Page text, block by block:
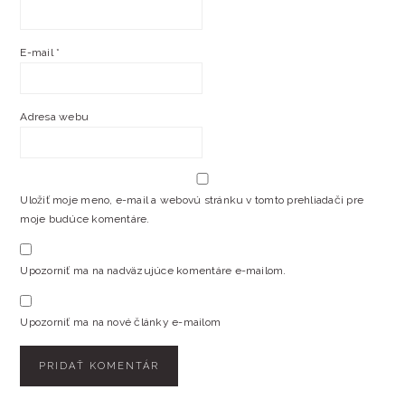
E-mail *
Adresa webu
Uložiť moje meno, e-mail a webovú stránku v tomto prehliadači pre
moje budúce komentáre.
Upozorniť ma na nadväzujúce komentáre e-mailom.
Upozorniť ma na nové články e-mailom